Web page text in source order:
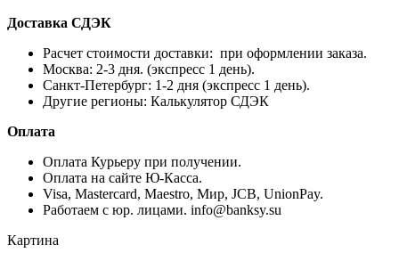
Доставка СДЭК
Расчет стоимости доставки: при оформлении заказа.
Москва: 2-3 дня. (экспресс 1 день).
Санкт-Петербург: 1-2 дня (экспресс 1 день).
Другие регионы: Калькулятор СДЭК
Оплата
Оплата Курьеру при получении.
Оплата на сайте Ю-Касса.
Visa, Mastercard, Maestro, Мир, JCB, UnionPay.
Работаем с юр. лицами. info@banksy.su
Картина